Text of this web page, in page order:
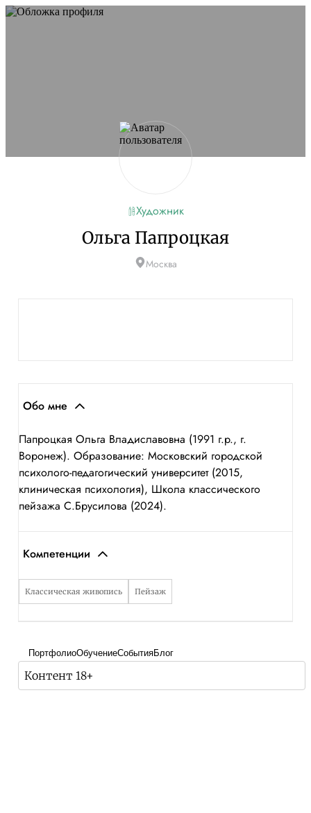
Художник
Ольга Папроцкая
Москва
Обо мне
Папроцкая Ольга Владиславовна (1991 г.р., г.
Воронеж). Образование: Московский городской
психолого-педагогический университет (2015,
клиническая психология), Школа классического
пейзажа С.Брусилова (2024).
Компетенции
Классическая живопись Пейзаж
ПортфолиоОбучениеСобытияБлог
Контент 18+